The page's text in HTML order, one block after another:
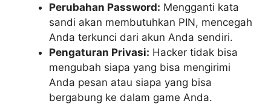
Perubahan Password: Mengganti kata
sandi akan membutuhkan PIN, mencegah
Anda terkunci dari akun Anda sendiri.
Pengaturan Privasi: Hacker tidak bisa
mengubah siapa yang bisa mengirimi
Anda pesan atau siapa yang bisa
bergabung ke dalam game Anda.